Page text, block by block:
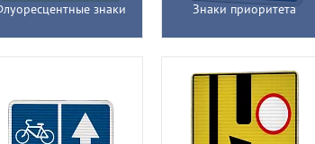
знаки Знаки приоритета